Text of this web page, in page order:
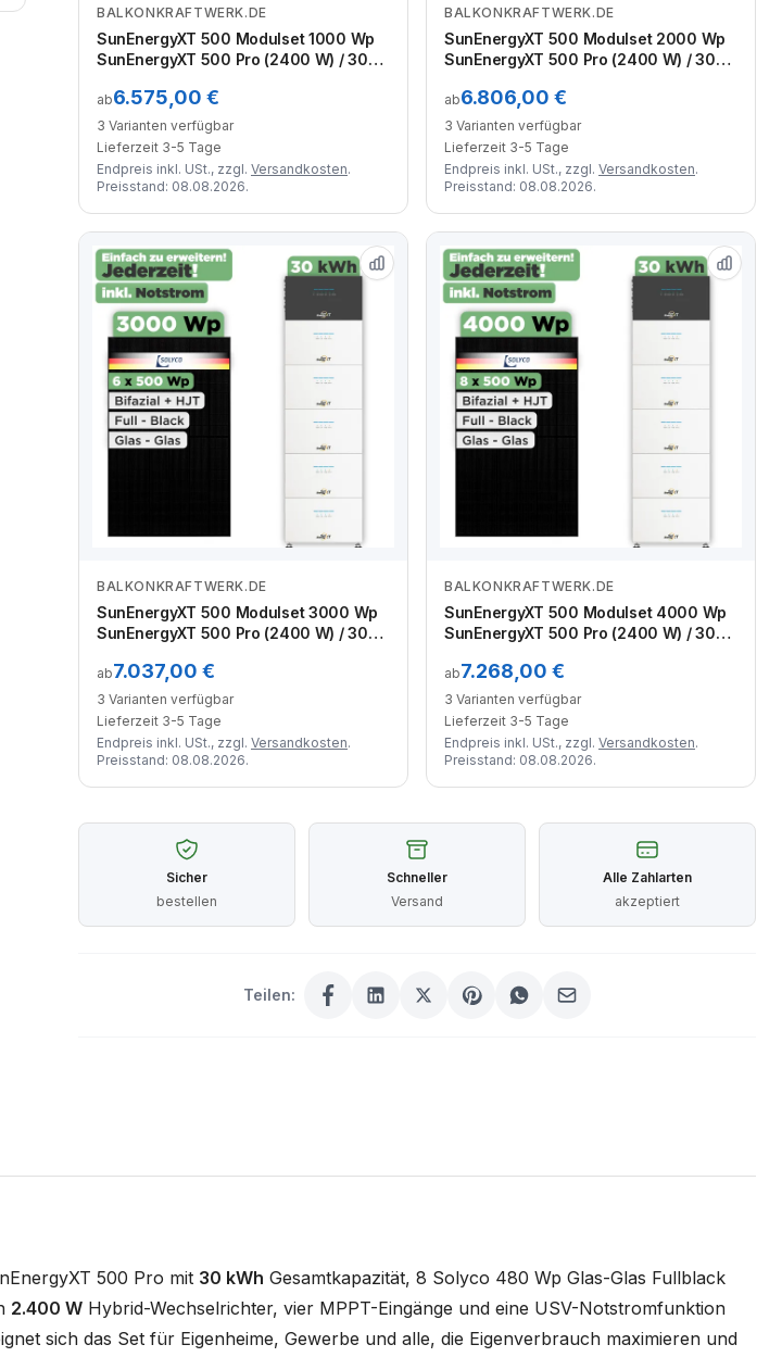
Zum Angebot
BALKONKRAFTWERK.DE
SunEnergyXT 500 Modulset 1000 Wp
SunEnergyXT 500 Pro (2400 W) / 30
ab6.575,00 €
3 Varianten verfügbar
Lieferzeit 3-5 Tage
Endpreis inkl. USt., zzgl. Versandkosten.
Preisstand: 08.08.2026.
Zum Angebot
BALKONKRAFTWERK.DE
SunEnergyXT 500 Modulset 2000 Wp
SunEnergyXT 500 Pro (2400 W) / 30
ab6.806,00 €
3 Varianten verfügbar
Lieferzeit 3-5 Tage
Endpreis inkl. USt., zzgl. Versandkosten.
Preisstand: 08.08.2026.
Zum Angebot
BALKONKRAFTWERK.DE
SunEnergyXT 500 Modulset 3000 Wp
SunEnergyXT 500 Pro (2400 W) / 30
ab7.037,00 €
3 Varianten verfügbar
Lieferzeit 3-5 Tage
Endpreis inkl. USt., zzgl. Versandkosten.
Preisstand: 08.08.2026.
Zum Angebot
BALKONKRAFTWERK.DE
SunEnergyXT 500 Modulset 4000 Wp
SunEnergyXT 500 Pro (2400 W) / 30
ab7.268,00 €
3 Varianten verfügbar
Lieferzeit 3-5 Tage
Endpreis inkl. USt., zzgl. Versandkosten.
Preisstand: 08.08.2026.
Sicher
bestellen
Schneller
Versand
Alle Zahlarten
akzeptiert
Teilen:
500 Pro mit 30 kWh Gesamtkapazität, 8 Solyco 480 Wp Glas-Glas Fullblack
2.400 W Hybrid-Wechselrichter, vier MPPT-Eingänge und eine USV-Notstromfunktion
sich das Set für Eigenheime, Gewerbe und alle, die Eigenverbrauch maximieren und